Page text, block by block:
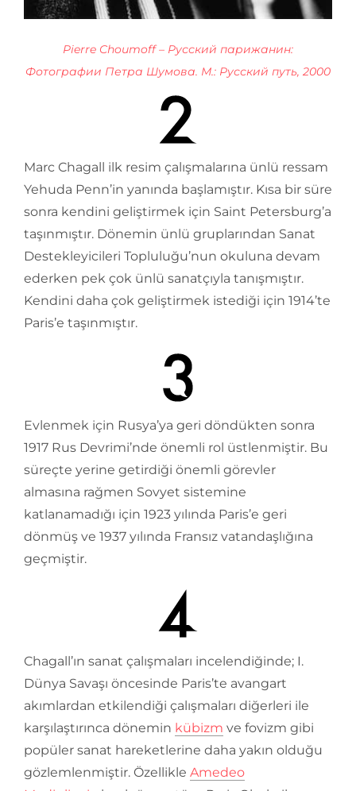
Pierre Choumoff – Русский парижанин:
Фотографии Петра Шумова. М.: Русский путь, 2000
Marc Chagall ilk resim çalışmalarına ünlü ressam
Yehuda Penn’in yanında başlamıştır. Kısa bir süre
sonra kendini geliştirmek için Saint Petersburg’a
taşınmıştır. Dönemin ünlü gruplarından Sanat
Destekleyicileri Topluluğu’nun okuluna devam
ederken pek çok ünlü sanatçıyla tanışmıştır.
Kendini daha çok geliştirmek istediği için 1914’te
Paris’e taşınmıştır.
Evlenmek için Rusya’ya geri döndükten sonra
1917 Rus Devrimi’nde önemli rol üstlenmiştir. Bu
süreçte yerine getirdiği önemli görevler
almasına rağmen Sovyet sistemine
katlanamadığı için 1923 yılında Paris’e geri
dönmüş ve 1937 yılında Fransız vatandaşlığına
geçmiştir.
Chagall’ın sanat çalışmaları incelendiğinde; I.
Dünya Savaşı öncesinde Paris’te avangart
akımlardan etkilendiği çalışmaları diğerleri ile
karşılaştırınca dönemin kübizm ve fovizm gibi
popüler sanat hareketlerine daha yakın olduğu
gözlemlenmiştir. Özellikle Amedeo